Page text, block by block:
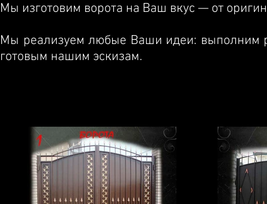
Мы изготовим ворота на Ваш вкус — от
Мы реализуем любые Ваши идеи: выполним
готовым нашим эскизам.